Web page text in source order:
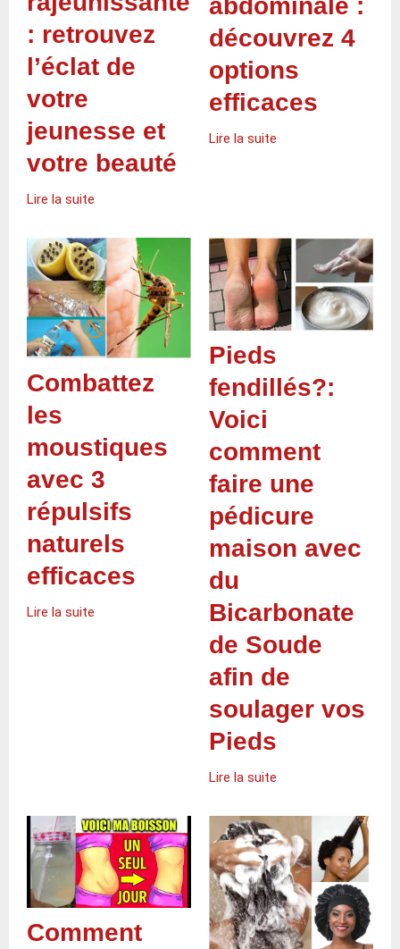
: retrouvez
l’éclat de
votre
jeunesse et
votre beauté
Lire la suite
abdominale :
découvrez 4
options
efficaces
Lire la suite
Combattez
les
moustiques
avec 3
répulsifs
naturels
efficaces
Lire la suite
Pieds
fendillés?:
Voici
comment
faire une
pédicure
maison avec
du
Bicarbonate
de Soude
afin de
soulager vos
Pieds
Lire la suite
Comment